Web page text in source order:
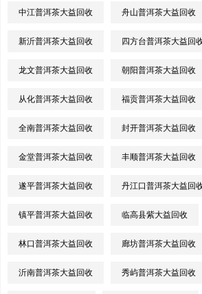
中江普洱茶大益回收 舟山普洱茶大益回收
新沂普洱茶大益回收 四方台普洱茶大益回
龙文普洱茶大益回收 朝阳普洱茶大益回收
从化普洱茶大益回收 福贡普洱茶大益回收
全南普洱茶大益回收 封开普洱茶大益回收
金堂普洱茶大益回收 丰顺普洱茶大益回收
遂平普洱茶大益回收 丹江口普洱茶大益回
镇平普洱茶大益回收 临高县紫大益回收
林口普洱茶大益回收 廊坊普洱茶大益回收
沂南普洱茶大益回收 秀屿普洱茶大益回收